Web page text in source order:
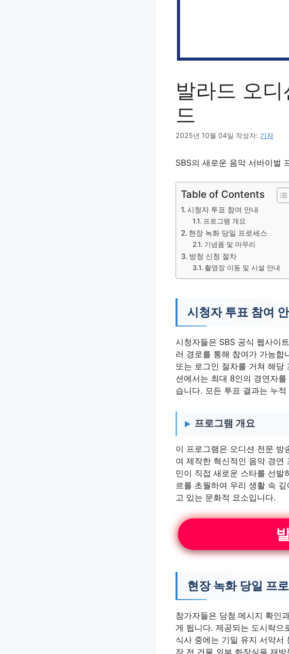
발라드 오
드
2025년 10월 04일 작성자: 기자
SBS의 새로운 음악 서바이벌
Table of Contents
시청자 투표 참여 안내
프로그램 개요
현장 녹화 당일 프로세스
기념품 및 마무리
방청 신청 절차
촬영장 이동 및 시설 안내
시청자 투표 참여
시청자들은 SBS 공식 웹사이
러 경로를 통해 참여가 가능
또는 로그인 절차를 거쳐 해당
션에서는 최대 8인의 경연자
습니다. 모든 투표 결과는 누
프로그램 개요
이 프로그램은 오디션 전문 방
여 제작한 혁신적인 음악 경연
민이 직접 새로운 스타를 선발
르를 초월하여 우리 생활 속
고 있는 문화적 요소입니다.
현장 녹화 당일 프
참가자들은 당첨 메시지 확인
게 됩니다. 제공되는 도시락으
식사 중에는 기밀 유지 서약서